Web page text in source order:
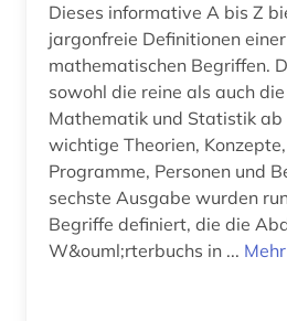
Dieses informative A bis Z
jargonfreie Definitionen
mathematischen Begriffen.
sowohl die reine als auch
Mathematik und Statistik ab
wichtige Theorien,
Programme, Personen und Begriffe.
sechste Ausgabe wurden
Begriffe definiert, die die
W&ouml;rterbuchs in ...